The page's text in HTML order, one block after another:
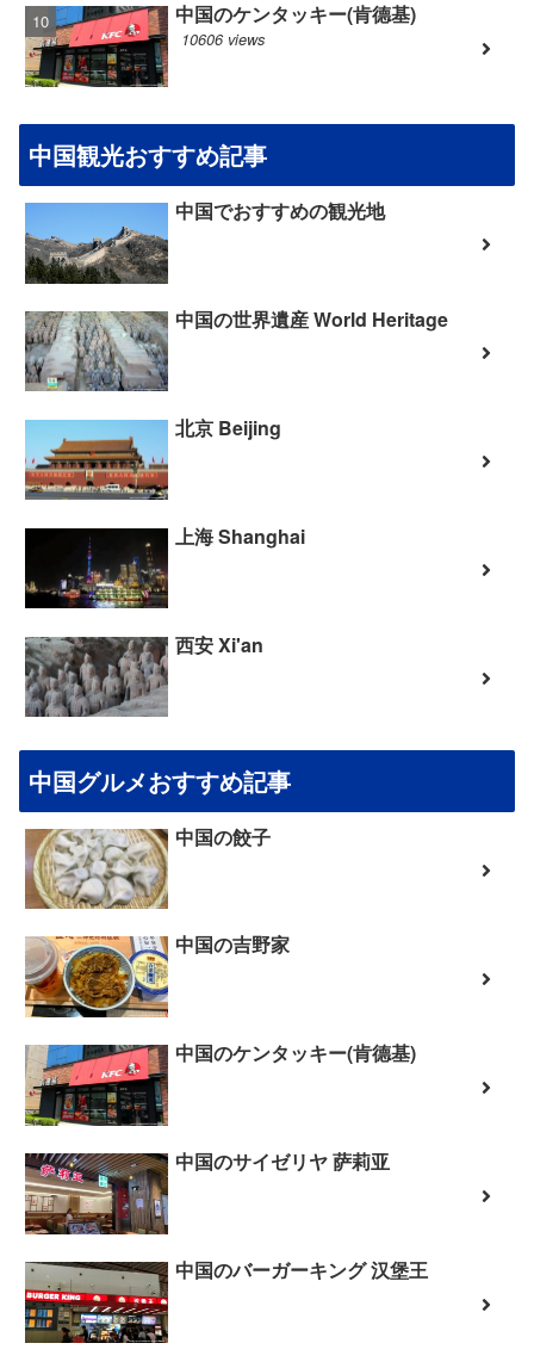
中国のケンタッキー(肯德基)
10606 views
中国観光おすすめ記事
中国でおすすめの観光地
中国の世界遺産 World Heritage
北京 Beijing
上海 Shanghai
西安 Xi'an
中国グルメおすすめ記事
中国の餃子
中国の吉野家
中国のケンタッキー(肯德基)
中国のサイゼリヤ 萨莉亚
中国のバーガーキング 汉堡王